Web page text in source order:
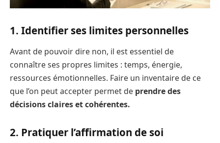
1. Identifier ses limites personnelles
Avant de pouvoir dire non, il est essentiel de
connaître ses propres limites : temps, énergie,
ressources émotionnelles. Faire un inventaire de ce
que l’on peut accepter permet de prendre des
décisions claires et cohérentes.
2. Pratiquer l’affirmation de soi